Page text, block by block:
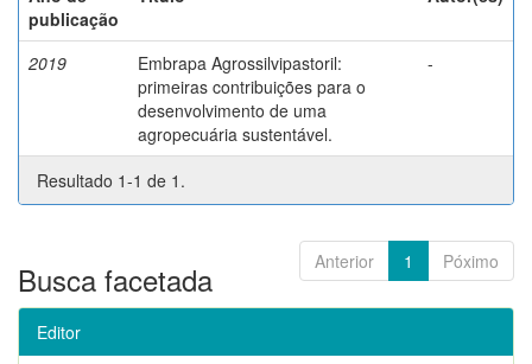
publicação
2019
Embrapa Agrossilvipastoril:
primeiras contribuições para o
desenvolvimento de uma
agropecuária sustentável.
-
Resultado 1-1 de 1.
Anterior 1 Póximo
Busca facetada
Editor